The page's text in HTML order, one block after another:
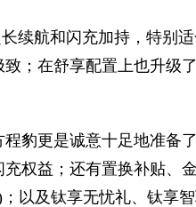
续航和闪充加持，特别
；在舒享配置上也升级
豹更是诚意十足地准备
充权益；还有置换补贴、
以及钛享无忧礼、钛享